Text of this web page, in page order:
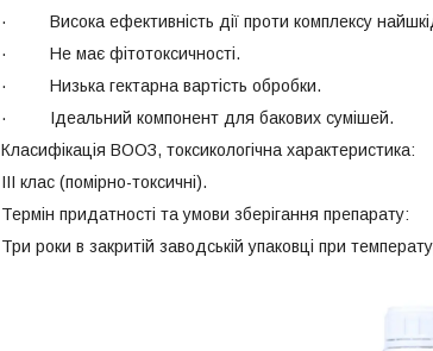
· Висока ефективність дії проти комплексу
· Не має фітотоксичності.
· Низька гектарна вартість обробки.
· Ідеальний компонент для бакових сумішей.
Класифікація ВООЗ, токсикологічна характеристика:
III клас (помірно-токсичні).
Термін придатності та умови зберігання препарату:
Три роки в закритій заводській упаковці при